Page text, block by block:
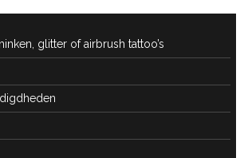
glitter of airbrush tattoo’s